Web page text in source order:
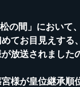
の間」において
てお目見えする
放送されました
様が皇位継承順